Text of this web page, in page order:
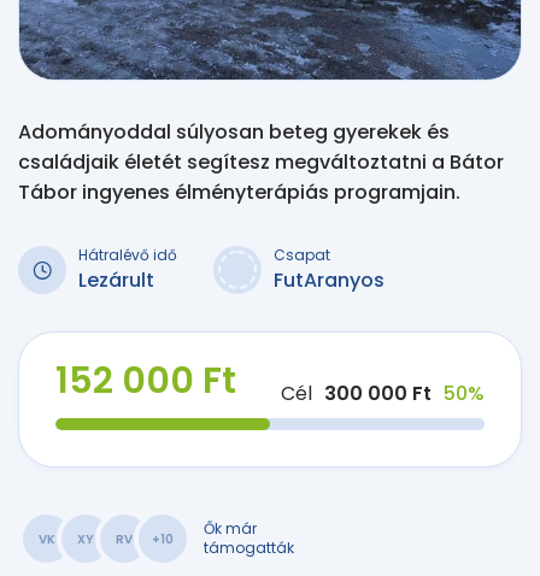
Adományoddal súlyosan beteg gyerekek és
családjaik életét segítesz megváltoztatni a Bátor
Tábor ingyenes élményterápiás programjain.
Hátralévő idő
Lezárult
Csapat
FutAranyos
152 000 Ft Cél 300 000 Ft 50%
VK XY RV +10
Ők már
támogatták